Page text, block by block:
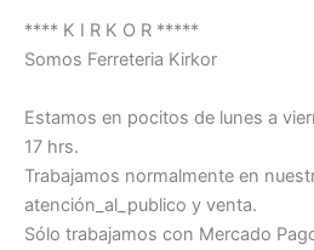
**** K I R K O R *****
Somos Ferreteria Kirkor
Estamos en pocitos de lunes a
17 hrs.
Trabajamos normalmente en
atención_al_publico y venta.
Sólo trabajamos con Mercado